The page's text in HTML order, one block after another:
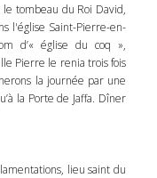
tombeau du Roi David,
l'église Saint-Pierre-en-
d’« église du coq »,
Pierre le renia trois fois
la journée par une
la Porte de Jaffa. Dîner
lieu saint du